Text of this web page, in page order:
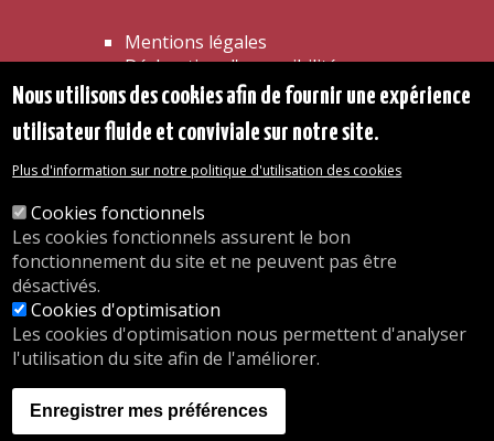
Mentions légales
Déclaration d'accessibilité
Transparence
Les services de l'administration
Organigramme
© 2026 Commune d'Auderghem
Rue Emile Idiers 12 - 1160 Auderghem
Tel. : 02/676.48.11.
Nos heures d'ouverture
Inscriptions en crèche
nous.auderghem.be
Nous utilisons des cookies afin de fournir une expérience
utilisateur fluide et conviviale sur notre site.
Plus d'information sur notre politique d'utilisation des cookies
Cookies fonctionnels
Les cookies fonctionnels assurent le bon
fonctionnement du site et ne peuvent pas être
désactivés.
Cookies d'optimisation
Les cookies d'optimisation nous permettent d'analyser
l'utilisation du site afin de l'améliorer.
Enregistrer mes préférences